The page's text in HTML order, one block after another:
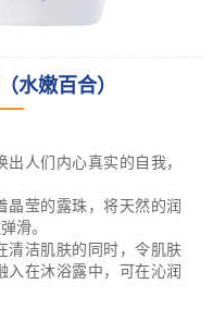
水嫩百合）
人们内心真实的自我，
晶莹的露珠，将天然的润
滑。
清洁肌肤的同时，令肌肤
入在沐浴露中，可在沁润